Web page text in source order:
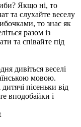
Якщо ні, то
та слухайте веселу
то знає як
разом із
та співайте під
дивіться веселі
мовою.
пісеньки від
вподобайки і